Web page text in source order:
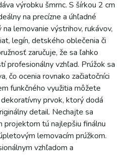
výrobku šmrnc. S šírkou 2 cm
na precízne a úhľadné
lemovanie výstrihov, rukávov,
legín, detského oblečenia či
zaručuje, že sa ľahko
profesionálny vzhľad. Prúžok sa
čo ocenia rovnako začiatočníci
funkčného využitia môžete
prvok, ktorý dodá
detail. Nechajte sa
projektom tú najlepšiu finálnu
lemovacím prúžkom.
vzhľadom a